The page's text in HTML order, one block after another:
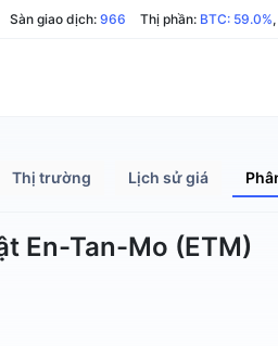
Sàn giao dịch: 966 Thị phần: BTC: 59.0%,
Thị trường Lịch sử giá
En-Tan-Mo (ETM)